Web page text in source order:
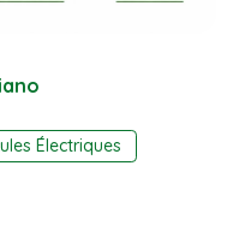
Électriques